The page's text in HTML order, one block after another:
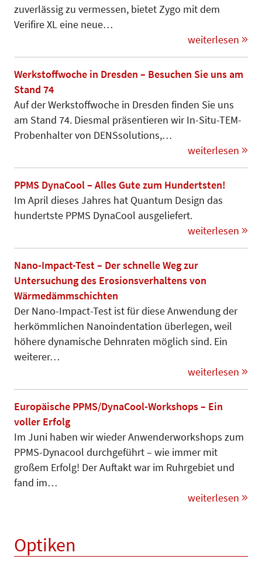
zuverlässig zu vermessen, bietet Zygo mit dem
Verifire XL eine neue…
weiterlesen
Werkstoffwoche in Dresden – Besuchen Sie uns am
Stand 74
Auf der Werkstoffwoche in Dresden finden Sie uns
am Stand 74. Diesmal präsentieren wir In-Situ-TEM-
Pro­benhalter von DENSsolutions,…
weiterlesen
PPMS DynaCool – Alles Gute zum Hundertsten!
Im April dieses Jahres hat Quantum Design das
hundertste PPMS DynaCool ausgeliefert.
weiterlesen
Nano-Impact-Test – Der schnelle Weg zur
Untersuchung des Erosionsverhaltens von
Wärmedämmschichten
Der Nano-Impact-Test ist für diese Anwendung der
herkömmlichen Nanoindentation überlegen, weil
höhere dynamische Dehnraten möglich sind. Ein
weiterer…
weiterlesen
Europäische PPMS/DynaCool-Workshops – Ein
voller Erfolg
Im Juni haben wir wieder Anwender­workshops zum
PPMS-Dynacool durch­­geführt – wie immer mit
großem Erfolg! Der Auftakt war im Ruhrgebiet und
fand im…
weiterlesen
Optiken